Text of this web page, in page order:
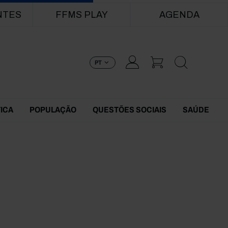
FFMS PLAY AGENDA
PT
POPULAÇÃO QUESTÕES SOCIAIS SAÚDE